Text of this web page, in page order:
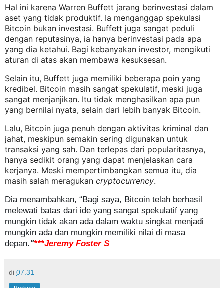
Hal ini karena Warren Buffett jarang berinvestasi dalam
aset yang tidak produktif. Ia menganggap spekulasi
Bitcoin bukan investasi. Buffett juga sangat peduli
dengan reputasinya, ia hanya berinvestasi pada apa
yang dia ketahui. Bagi kebanyakan investor, mengikuti
aturan di atas akan membawa kesuksesan.
Selain itu, Buffett juga memiliki beberapa poin yang
kredibel. Bitcoin masih sangat spekulatif, meski juga
sangat menjanjikan. Itu tidak menghasilkan apa pun
yang bernilai nyata, selain dari lebih banyak Bitcoin.
Lalu, Bitcoin juga penuh dengan aktivitas kriminal dan
jahat, meskipun semakin sering digunakan untuk
transaksi yang sah. Dan terlepas dari popularitasnya,
hanya sedikit orang yang dapat menjelaskan cara
kerjanya. Meski mempertimbangkan semua itu, dia
masih salah meragukan cryptocurrency.
Dia menambahkan, “Bagi saya, Bitcoin telah berhasil
melewati batas dari ide yang sangat spekulatif yang
mungkin tidak akan ada dalam waktu singkat menjadi
mungkin ada dan mungkin memiliki nilai di masa
depan."***Jeremy Foster S
di 07.31